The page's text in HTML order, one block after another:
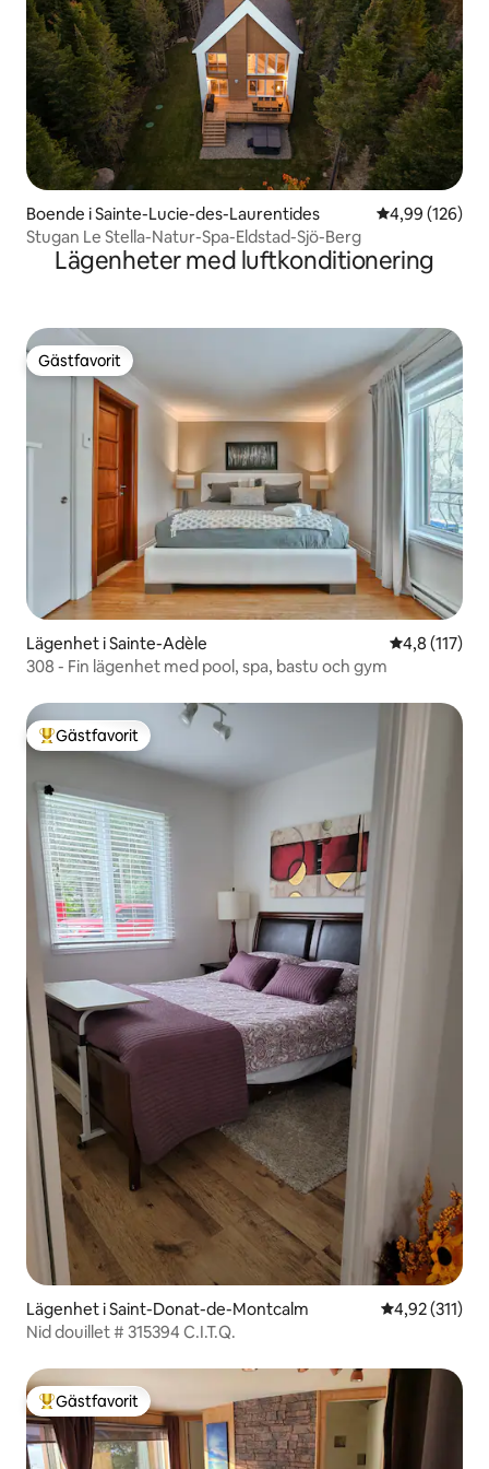
Boende i Sainte-Lucie-des-Laurentides 4,99 av 5 i
4,99 (126)
Stugan Le Stella-Natur-Spa-Eldstad-Sjö-Berg
Lägenheter med luftkonditionering
Gästfavorit
Gästfavorit
Lägenhet i Sainte-Adèle 4,8 av 5 i
4,8 (117)
308 - Fin lägenhet med pool, spa, bastu och gym
Populär gästfavorit
Gästfavorit
Lägenhet i Saint-Donat-de-Montcalm 4,92 av 5 i
4,92 (311)
Nid douillet # 315394 C.I.T.Q.
Populär gästfavorit
Gästfavorit